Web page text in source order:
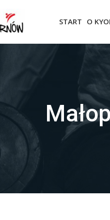
START O